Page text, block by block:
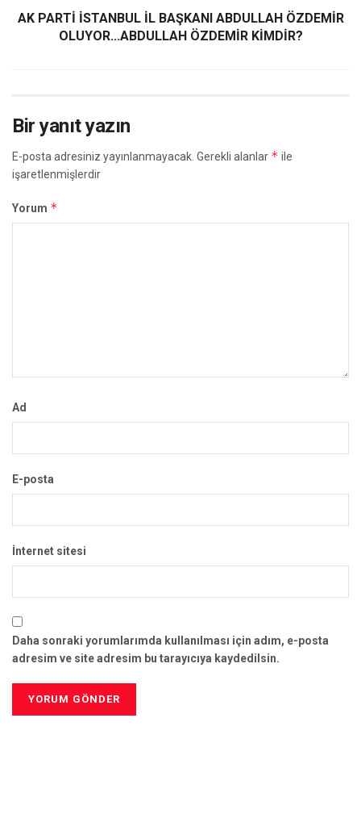
AK PARTİ İSTANBUL İL BAŞKANI ABDULLAH ÖZDEMİR
OLUYOR...ABDULLAH ÖZDEMİR KİMDİR?
Bir yanıt yazın
E-posta adresiniz yayınlanmayacak. Gerekli alanlar * ile
işaretlenmişlerdir
Yorum *
Ad
E-posta
İnternet sitesi
Daha sonraki yorumlarımda kullanılması için adım, e-posta
adresim ve site adresim bu tarayıcıya kaydedilsin.